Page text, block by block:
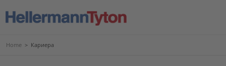
Home > Кариера